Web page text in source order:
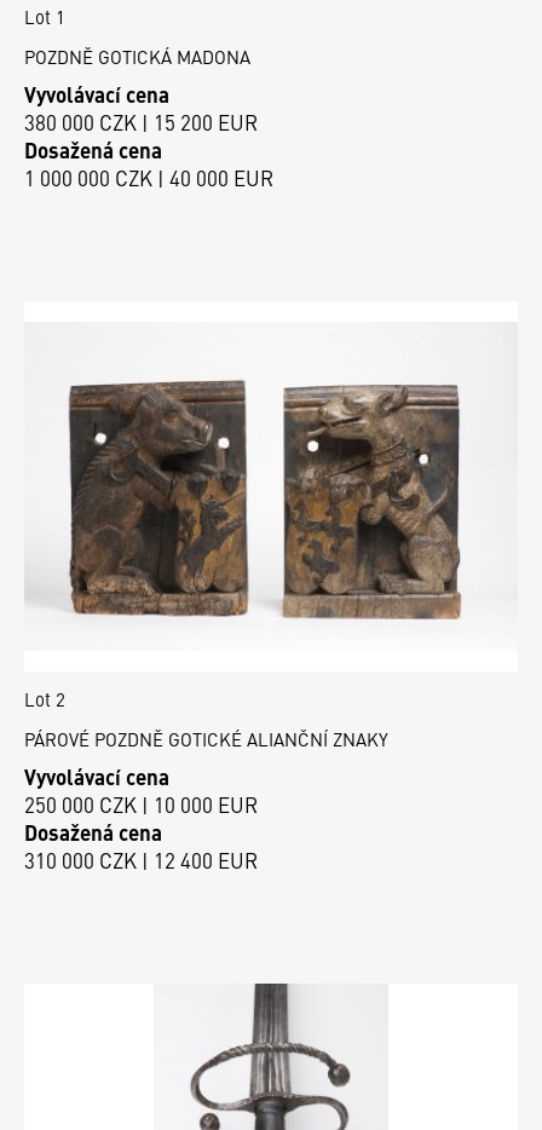
Lot 1
POZDNĚ GOTICKÁ MADONA
Vyvolávací cena
380 000 CZK | 15 200 EUR
Dosažená cena
1 000 000 CZK | 40 000 EUR
Lot 2
PÁROVÉ POZDNĚ GOTICKÉ ALIANČNÍ ZNAKY
Vyvolávací cena
250 000 CZK | 10 000 EUR
Dosažená cena
310 000 CZK | 12 400 EUR